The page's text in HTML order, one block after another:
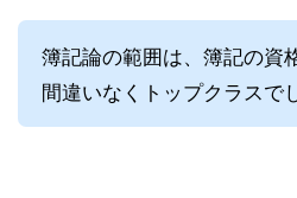
簿記論の範囲は、簿記の資
間違いなくトップクラスで